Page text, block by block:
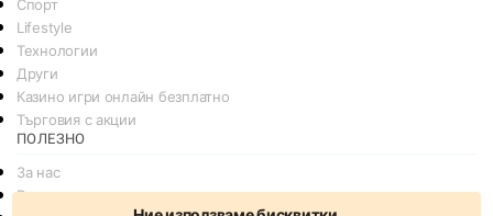
Спорт
Lifestyle
Технологии
Други
Казино игри онлайн безплатно
Търговия с акции
ПОЛЕЗНО
За нас
Реклама